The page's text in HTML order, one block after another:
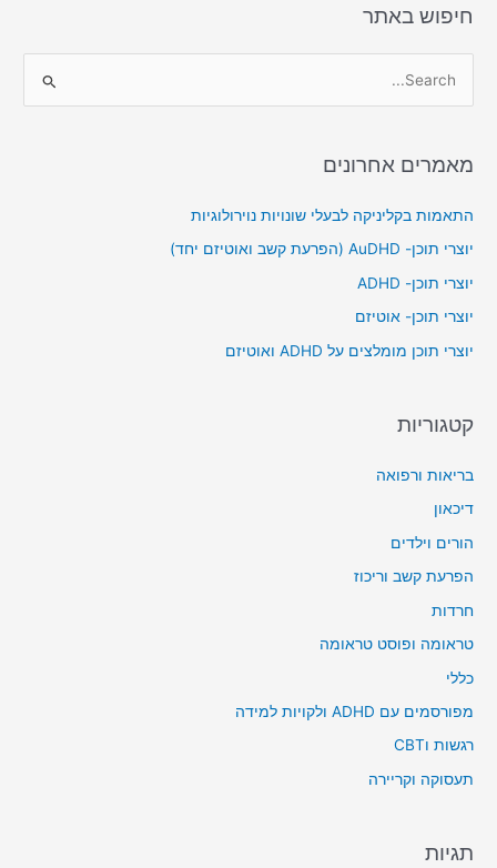
חיפוש באתר
r
o
r
:
מאמרים אחרונים
התאמות בקליניקה לבעלי שונויות נוירולוגיות
יוצרי תוכן- AuDHD (הפרעת קשב ואוטיזם יחד)
יוצרי תוכן- ADHD
יוצרי תוכן- אוטיזם
יוצרי תוכן מומלצים על ADHD ואוטיזם
קטגוריות
בריאות ורפואה
דיכאון
הורים וילדים
הפרעת קשב וריכוז
חרדות
טראומה ופוסט טראומה
כללי
מפורסמים עם ADHD ולקויות למידה
רגשות וCBT
תעסוקה וקריירה
תגיות